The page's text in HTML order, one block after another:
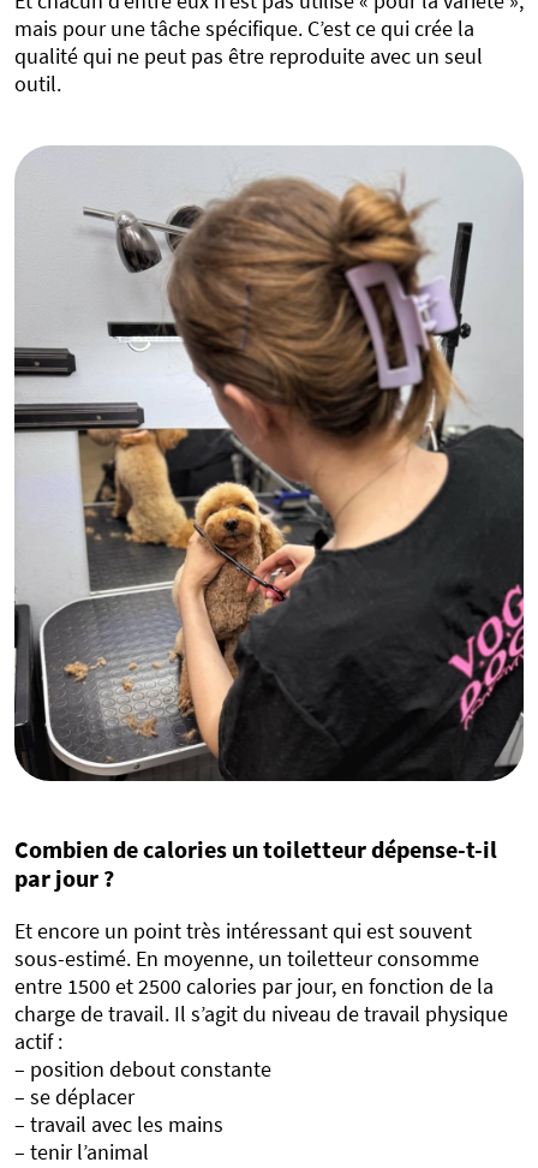
mais pour une tâche spécifique. C’est ce qui crée la
qualité qui ne peut pas être reproduite avec un seul
outil.
Combien de calories un toiletteur dépense-t-il
par jour ?
Et encore un point très intéressant qui est souvent
sous-estimé. En moyenne, un toiletteur consomme
entre 1500 et 2500 calories par jour, en fonction de la
charge de travail. Il s’agit du niveau de travail physique
actif :
– position debout constante
– se déplacer
– travail avec les mains
– tenir l’animal